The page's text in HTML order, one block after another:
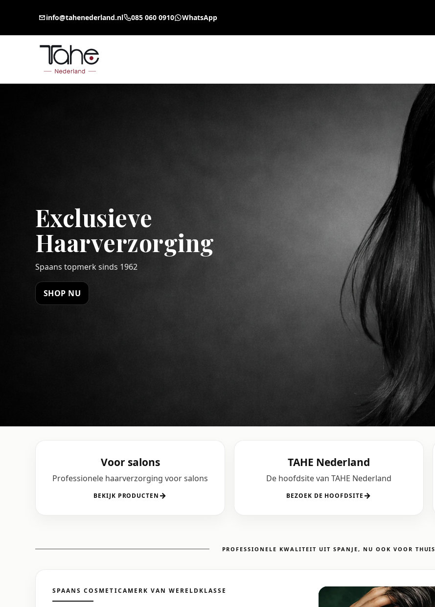
info@tahenederland.nl 085 060 0910 WhatsApp
Exclusieve
Haarverzorging
Spaans topmerk sinds 1962
SHOP NU
Voor salons
Professionele haarverzorging voor salons
BEKIJK PRODUCTEN →
TAHE Nederland
De hoofdsite van TAHE Nederland
BEZOEK DE HOOFDSITE →
PROFESSIONELE KWALITEIT UIT SPANJE, NU OOK VOOR THUIS
SPAANS COSMETICAMERK VAN WERELDKLASSE